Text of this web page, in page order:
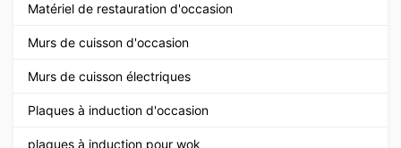
Matériel de restauration d'occasion
Murs de cuisson d'occasion
Murs de cuisson électriques
Plaques à induction d'occasion
plaques à induction pour wok